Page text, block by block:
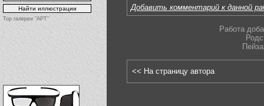
Top галереи "АРТ"
Добавить комментарий к данной
Работа
<< На страницу автора